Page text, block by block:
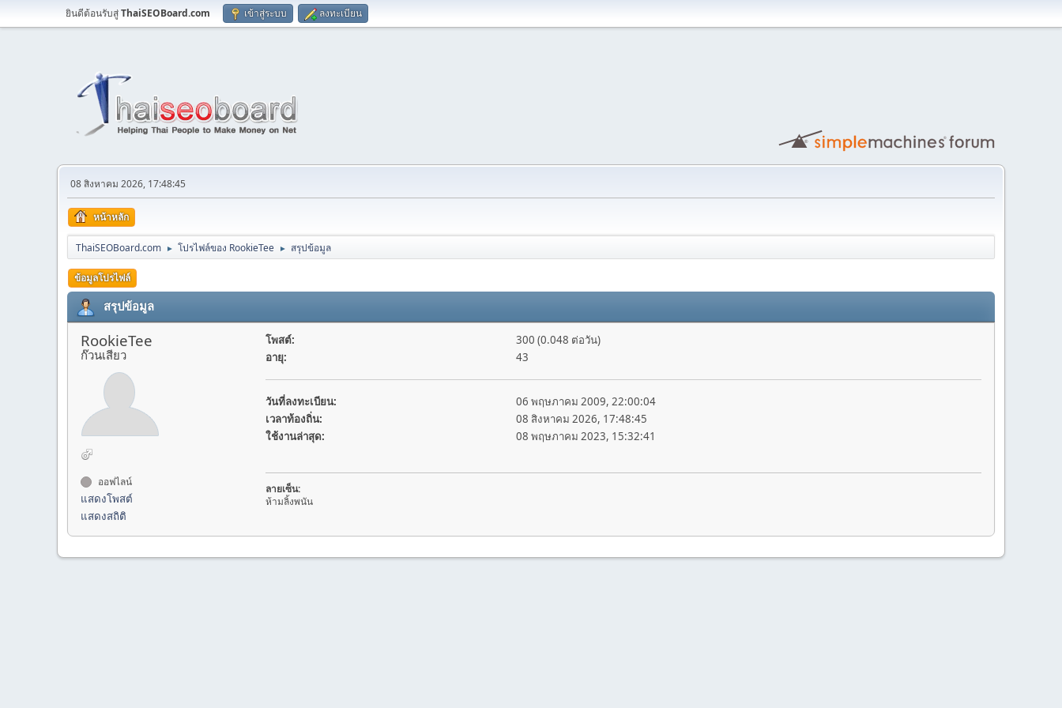
ยินดีต้อนรับสู่ThaiSEOBoard.com เข้าสู่ระบบ ลงทะเบียน
08 สิงหาคม 2026, 17:48:45
หน้าหลัก
ThaiSEOBoard.com ► โปรไฟล์ของ RookieTee ► สรุปข้อมูล
ข้อมูลโปรไฟล์
สรุปข้อมูล
RookieTee
ก๊วนเสียว
ออฟไลน์
แสดงโพสต์
แสดงสถิติ
โพสต์:
300 (0.048 ต่อวัน)
อายุ:
43
วันที่ลงทะเบียน:
06 พฤษภาคม 2009, 22:00:04
เวลาท้องถิ่น:
08 สิงหาคม 2026, 17:48:45
ใช้งานล่าสุด:
08 พฤษภาคม 2023, 15:32:41
ลายเซ็น:
ห้ามลิ้งพนัน